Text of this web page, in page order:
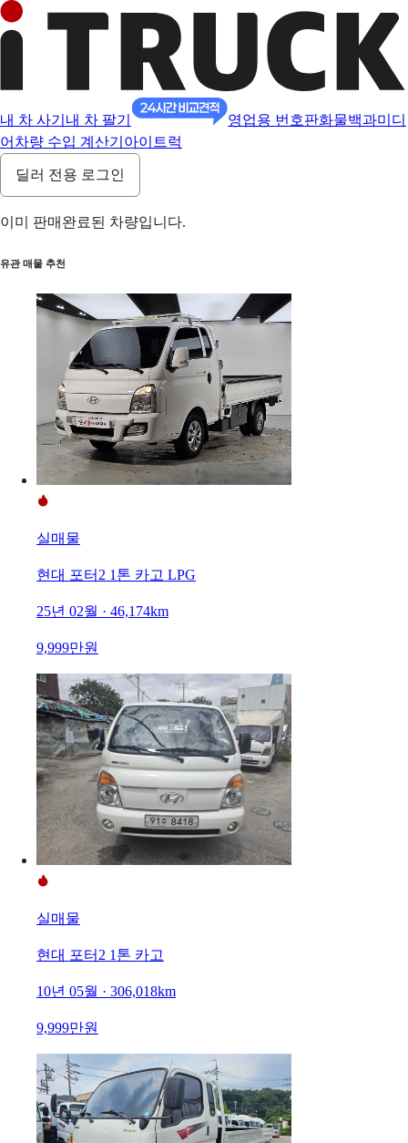
내 차 사기 내 차 팔기 영업용 번호판화물백과미디
어 차량 수입 계산기 아이트럭
딜러 전용 로그인
이미 판매완료된 차량입니다.
유관 매물 추천
실매물
현대 포터2 1톤 카고 LPG
25년 02월 · 46,174km
9,999만원
실매물
현대 포터2 1톤 카고
10년 05월 · 306,018km
9,999만원